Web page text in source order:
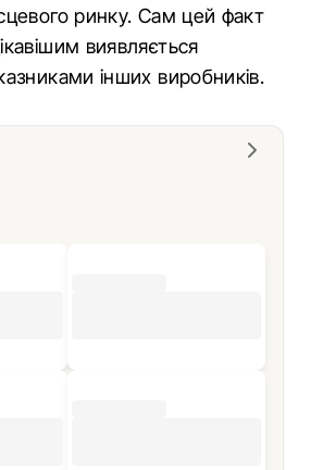
ринку. Сам цей факт
виявляється
інших виробників.